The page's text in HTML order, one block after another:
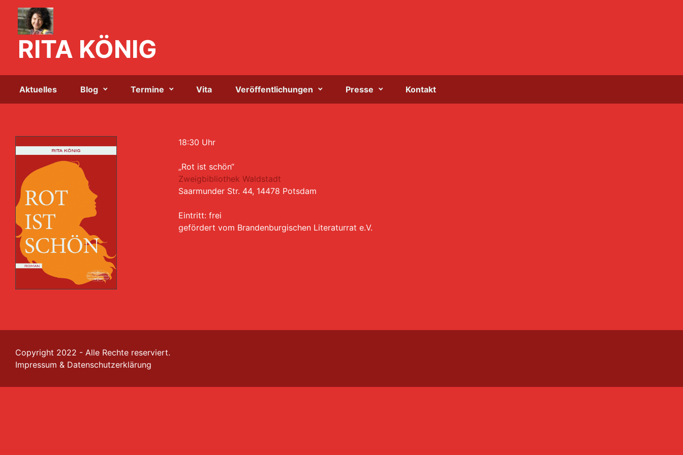
Zum Hauptinhalt springen
RITA KÖNIG
Aktuelles Blog Termine Vita Veröffentlichungen Presse Kontakt
18:30 Uhr
„Rot ist schön“
Zweigbibliothek Waldstadt
Saarmunder Str. 44, 14478 Potsdam
Eintritt: frei
gefördert vom Brandenburgischen Literaturrat e.V.
Copyright 2022 - Alle Rechte reserviert.
Impressum & Datenschutzerklärung